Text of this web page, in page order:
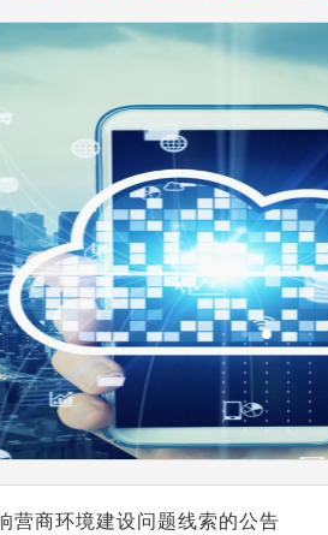
信用修复地址
融服务平台试运行的公告
报告（有无违法违规记录证明）
营商环境建设问题线索的公告